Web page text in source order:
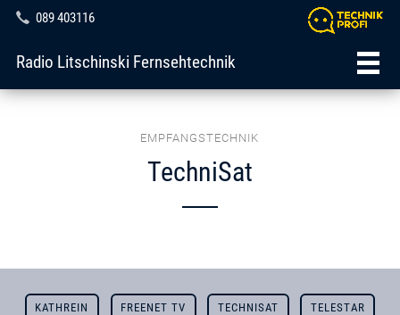
089 403116
Radio Litschinski Fernsehtechnik
EMPFANGSTECHNIK
TechniSat
KATHREIN FREENET TV TECHNISAT TELESTAR